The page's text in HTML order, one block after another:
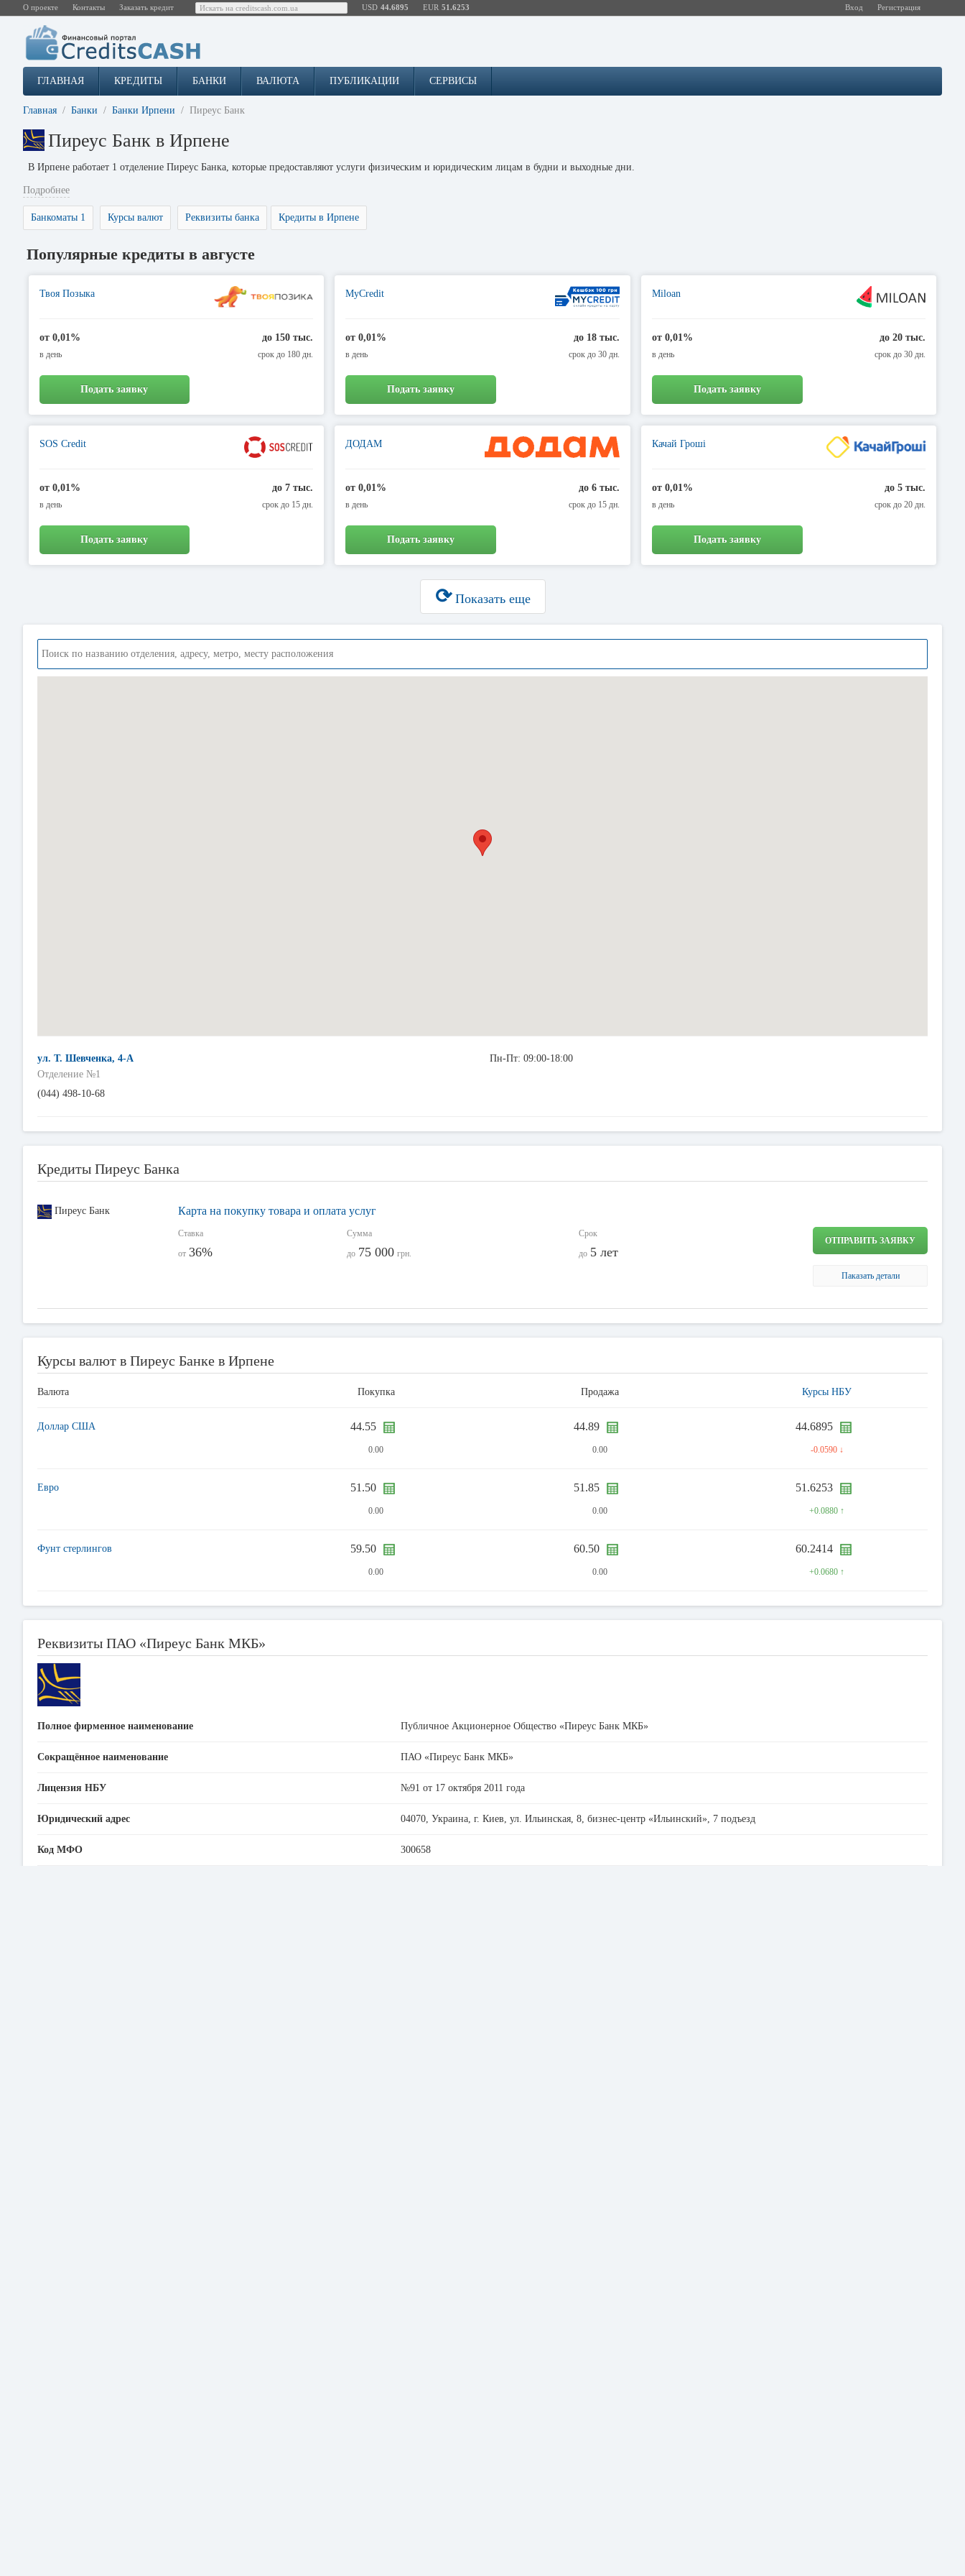
О проекте Контакты Заказать кредит USD 44.6895 EUR 51.6253 Вход Регистрация
ГЛАВНАЯ КРЕДИТЫ БАНКИ ВАЛЮТА ПУБЛИКАЦИИ СЕРВИСЫ
Главная Банки Банки Ирпени Пиреус Банк
Пиреус Банк в Ирпене
В Ирпене работает 1 отделение Пиреус Банка, которые предоставляют услуги физическим и юридическим лицам в будни и выходные дни.
Подробнее
Банкоматы 1 Курсы валют Реквизиты банка Кредиты в Ирпене
Популярные кредиты в августе
Твоя Позыка
от 0,01%
в день
до 150 тыс.
срок до 180 дн.
Подать заявку
MyCredit
от 0,01%
в день
до 18 тыс.
срок до 30 дн.
Подать заявку
Miloan
от 0,01%
в день
до 20 тыс.
срок до 30 дн.
Подать заявку
SOS Credit
от 0,01%
в день
до 7 тыс.
срок до 15 дн.
Подать заявку
ДОДАМ
от 0,01%
в день
до 6 тыс.
срок до 15 дн.
Подать заявку
Качай Гроші
от 0,01%
в день
до 5 тыс.
срок до 20 дн.
Подать заявку
⟳Показать еще
ул. Т. Шевченка, 4-А
Отделение №1
(044) 498-10-68
Пн-Пт: 09:00-18:00
Кредиты Пиреус Банка
Пиреус Банк Карта на покупку товара и оплата услуг
Ставка
от 36%
Сумма
до 75 000 грн.
Срок
до 5 лет
ОТПРАВИТЬ ЗАЯВКУ
Паказать детали
Курсы валют в Пиреус Банке в Ирпене
Валюта Покупка Продажа Курсы НБУ
Доллар США 44.55
0.00
44.89
0.00
44.6895
-0.0590 ↓
Евро 51.50
0.00
51.85
0.00
51.6253
+0.0880 ↑
Фунт стерлингов 59.50
0.00
60.50
0.00
60.2414
+0.0680 ↑
Реквизиты ПАО «Пиреус Банк МКБ»
Полное фирменное наименование Публичное Акционерное Общество «Пиреус Банк МКБ»
Сокращённое наименование ПАО «Пиреус Банк МКБ»
Лицензия НБУ №91 от 17 октября 2011 года
Юридический адрес 04070, Украина, г. Киев, ул. Ильинская, 8, бизнес-центр «Ильинский», 7 подъезд
Код МФО 300658